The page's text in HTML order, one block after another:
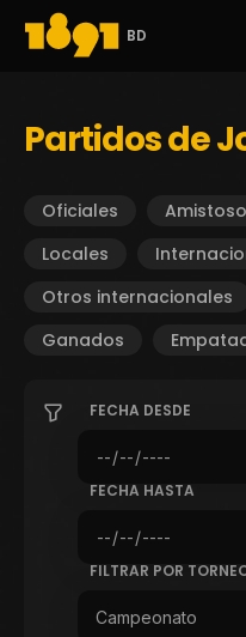
BD
Partidos de
Oficiales
Locales
Otros internacionales
Ganados
FECHA DESDE
FECHA HASTA
FILTRAR POR